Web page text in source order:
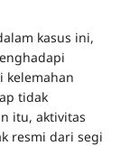
kasus ini,
kelemahan
tidak
itu, aktivitas
resmi dari segi